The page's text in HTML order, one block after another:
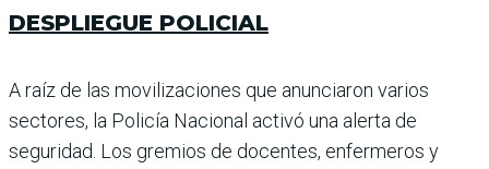
DESPLIEGUE POLICIAL
A raíz de las movilizaciones que anunciaron varios
sectores, la Policía Nacional activó una alerta de
seguridad. Los gremios de docentes, enfermeros y